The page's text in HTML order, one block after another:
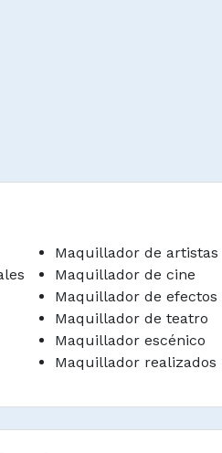
Maquillador de artistas
Maquillador de cine
Maquillador de efectos
Maquillador de teatro
Maquillador escénico
Maquillador realizados